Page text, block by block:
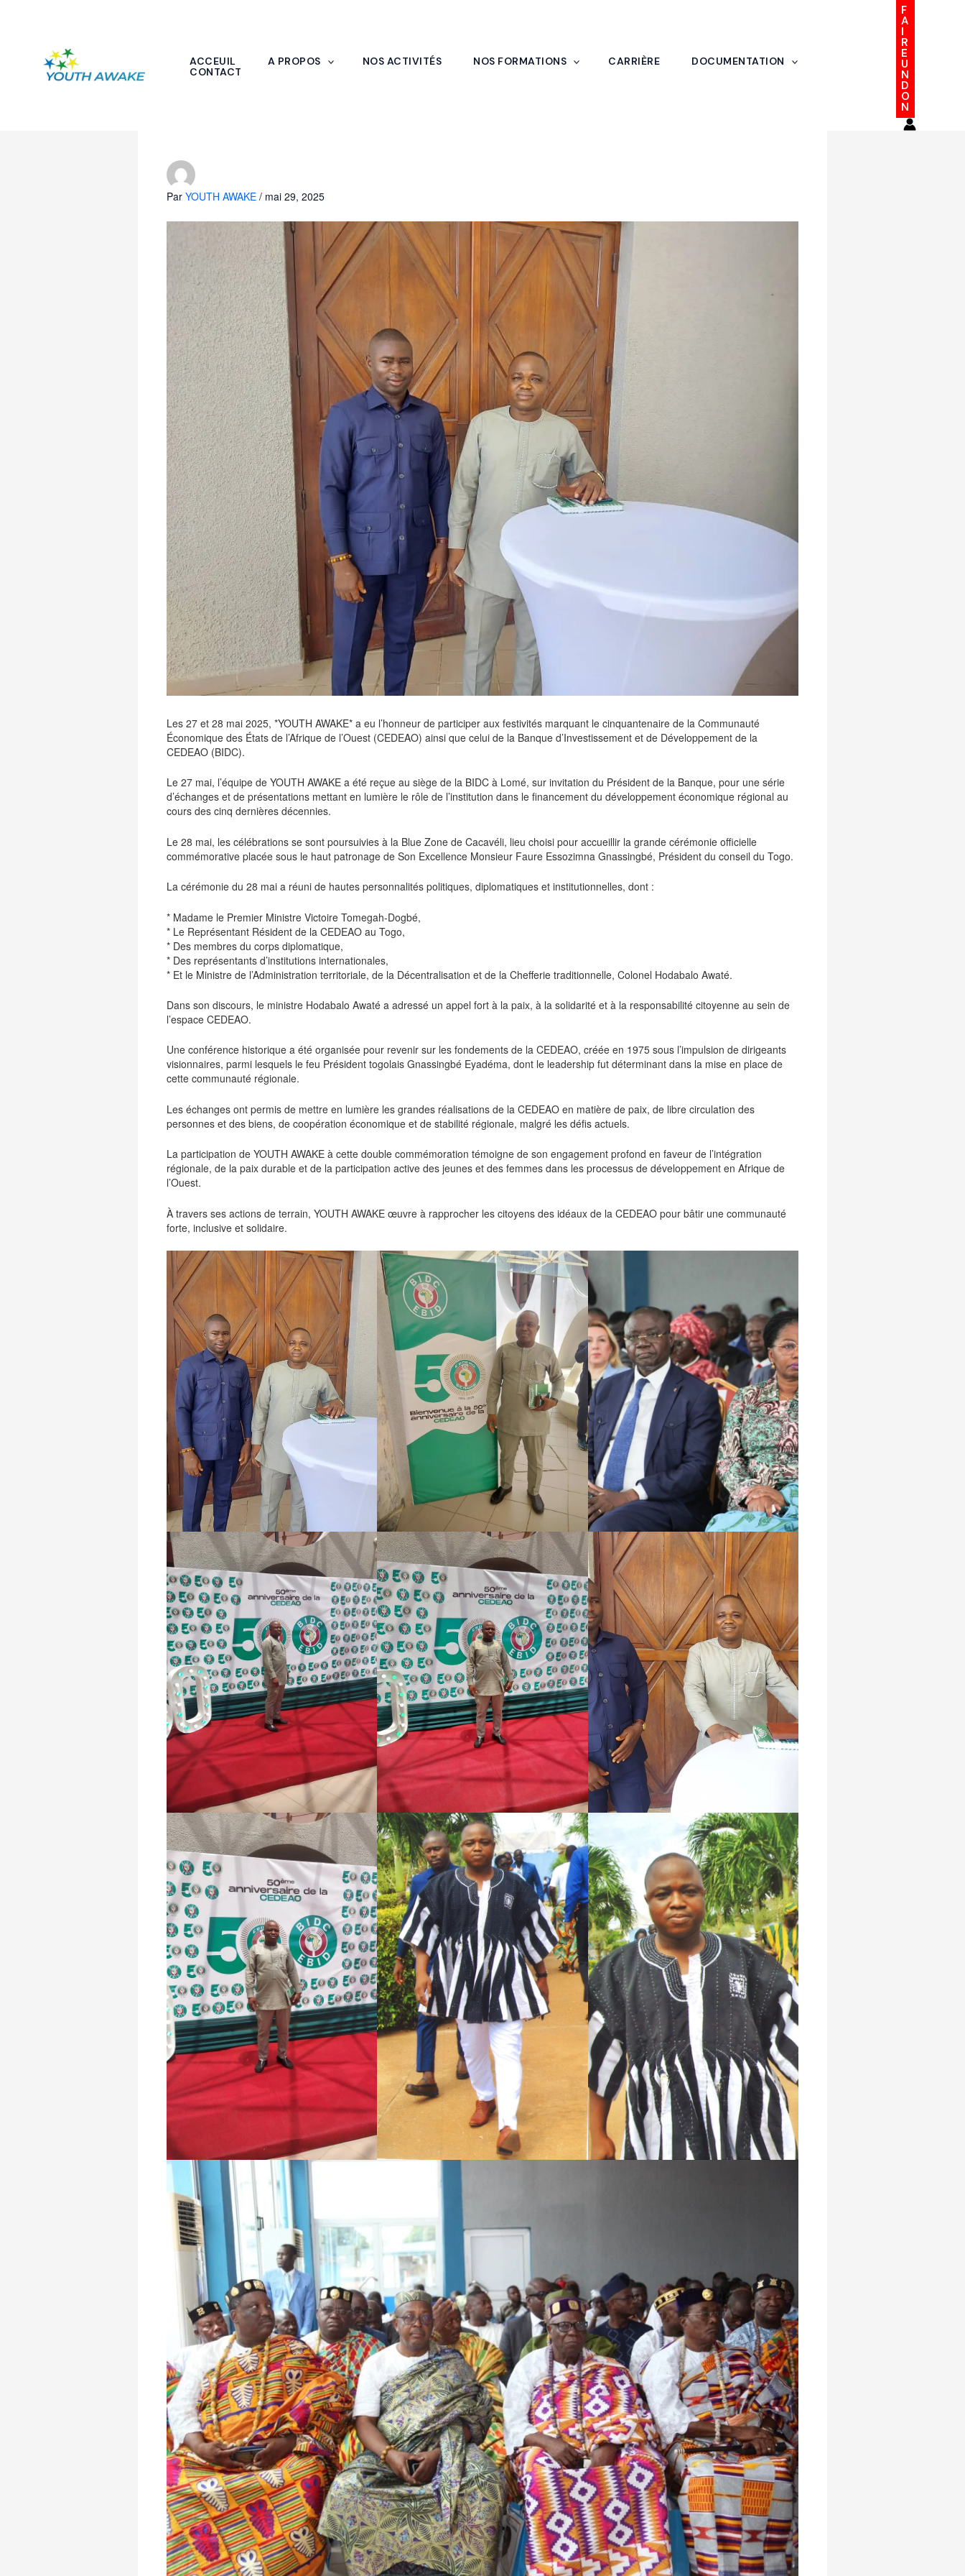
ACCEUIL A PROPOS NOS ACTIVITÉS NOS FORMATIONS CARRIÈRE
DOCUMENTATION
CONTACT
F
A
I
R
E
U
N
D
O
N
Par YOUTH AWAKE / mai 29, 2025
Les 27 et 28 mai 2025, *YOUTH AWAKE* a eu l’honneur de participer aux festivités marquant le cinquantenaire de la Communauté
Économique des États de l’Afrique de l’Ouest (CEDEAO) ainsi que celui de la Banque d’Investissement et de Développement de la
CEDEAO (BIDC).
Le 27 mai, l’équipe de YOUTH AWAKE a été reçue au siège de la BIDC à Lomé, sur invitation du Président de la Banque, pour une série
d’échanges et de présentations mettant en lumière le rôle de l’institution dans le financement du développement économique régional au
cours des cinq dernières décennies.
Le 28 mai, les célébrations se sont poursuivies à la Blue Zone de Cacavéli, lieu choisi pour accueillir la grande cérémonie officielle
commémorative placée sous le haut patronage de Son Excellence Monsieur Faure Essozimna Gnassingbé, Président du conseil du Togo.
La cérémonie du 28 mai a réuni de hautes personnalités politiques, diplomatiques et institutionnelles, dont :
* Madame le Premier Ministre Victoire Tomegah-Dogbé,
* Le Représentant Résident de la CEDEAO au Togo,
* Des membres du corps diplomatique,
* Des représentants d’institutions internationales,
* Et le Ministre de l’Administration territoriale, de la Décentralisation et de la Chefferie traditionnelle, Colonel Hodabalo Awaté.
Dans son discours, le ministre Hodabalo Awaté a adressé un appel fort à la paix, à la solidarité et à la responsabilité citoyenne au sein de
l’espace CEDEAO.
Une conférence historique a été organisée pour revenir sur les fondements de la CEDEAO, créée en 1975 sous l’impulsion de dirigeants
visionnaires, parmi lesquels le feu Président togolais Gnassingbé Eyadéma, dont le leadership fut déterminant dans la mise en place de
cette communauté régionale.
Les échanges ont permis de mettre en lumière les grandes réalisations de la CEDEAO en matière de paix, de libre circulation des
personnes et des biens, de coopération économique et de stabilité régionale, malgré les défis actuels.
La participation de YOUTH AWAKE à cette double commémoration témoigne de son engagement profond en faveur de l’intégration
régionale, de la paix durable et de la participation active des jeunes et des femmes dans les processus de développement en Afrique de
l’Ouest.
À travers ses actions de terrain, YOUTH AWAKE œuvre à rapprocher les citoyens des idéaux de la CEDEAO pour bâtir une communauté
forte, inclusive et solidaire.